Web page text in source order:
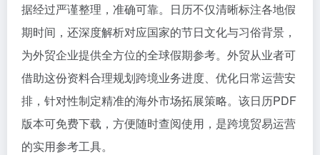
据经过严谨整理，准确可靠。日历不仅清晰标注各地假
期时间，还深度解析对应国家的节日文化与习俗背景，
为外贸企业提供全方位的全球假期参考。外贸从业者可
借助这份资料合理规划跨境业务进度、优化日常运营安
排，针对性制定精准的海外市场拓展策略。该日历PDF
版本可免费下载，方便随时查阅使用，是跨境贸易运营
的实用参考工具。